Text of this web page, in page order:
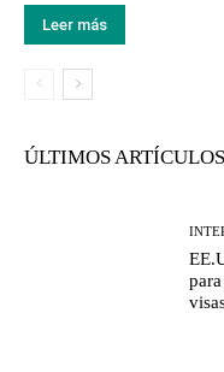
Leer más
ÚLTIMOS ARTÍCULOS